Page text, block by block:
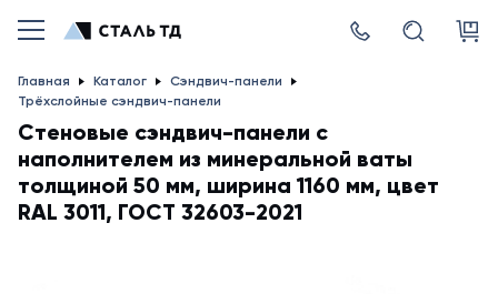
Главная Каталог
Сэндвич-панели
Трёхслойные сэндвич-панели
Стеновые сэндвич-панели с
наполнителем из минеральной ваты
толщиной 50 мм, ширина 1160 мм, цвет
RAL 3011, ГОСТ 32603-2021